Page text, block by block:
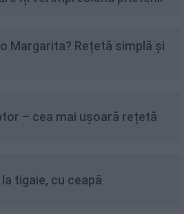
Margarita? Rețetă simplă și
– cea mai ușoară rețetă
tigaie, cu ceapă